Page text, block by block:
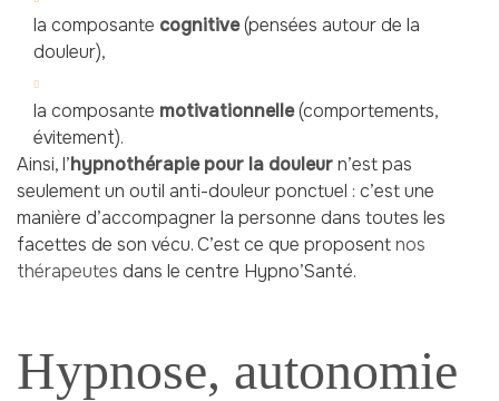
la composante cognitive(pensées autour de la
douleur),
la composante motivationnelle(comportements,
évitement).
Ainsi, l’hypnothérapie pour la douleurn’est pas
seulement un outil anti-douleur ponctuel : c’est une
manière d’accompagner la personne dans toutes les
facettes de son vécu. C’est ce que proposentnos
thérapeutes dans le centre Hypno’Santé.
Hypnose, autonomie